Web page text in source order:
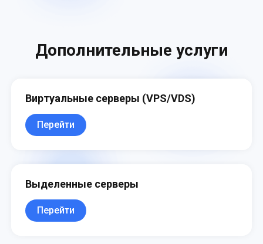
Дополнительные услуги
Виртуальные серверы (VPS/VDS)
Перейти
Выделенные серверы
Перейти